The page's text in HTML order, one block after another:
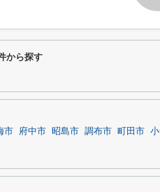
から探す
市 府中市 昭島市 調布市 町田市